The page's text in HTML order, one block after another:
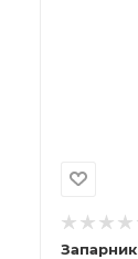
Запарник 9л, Липа, с